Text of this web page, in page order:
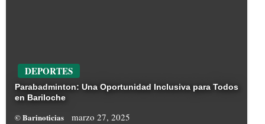
DEPORTES
Parabadminton: Una Oportunidad Inclusiva para Todos
en Bariloche
© Barinoticias marzo 27, 2025